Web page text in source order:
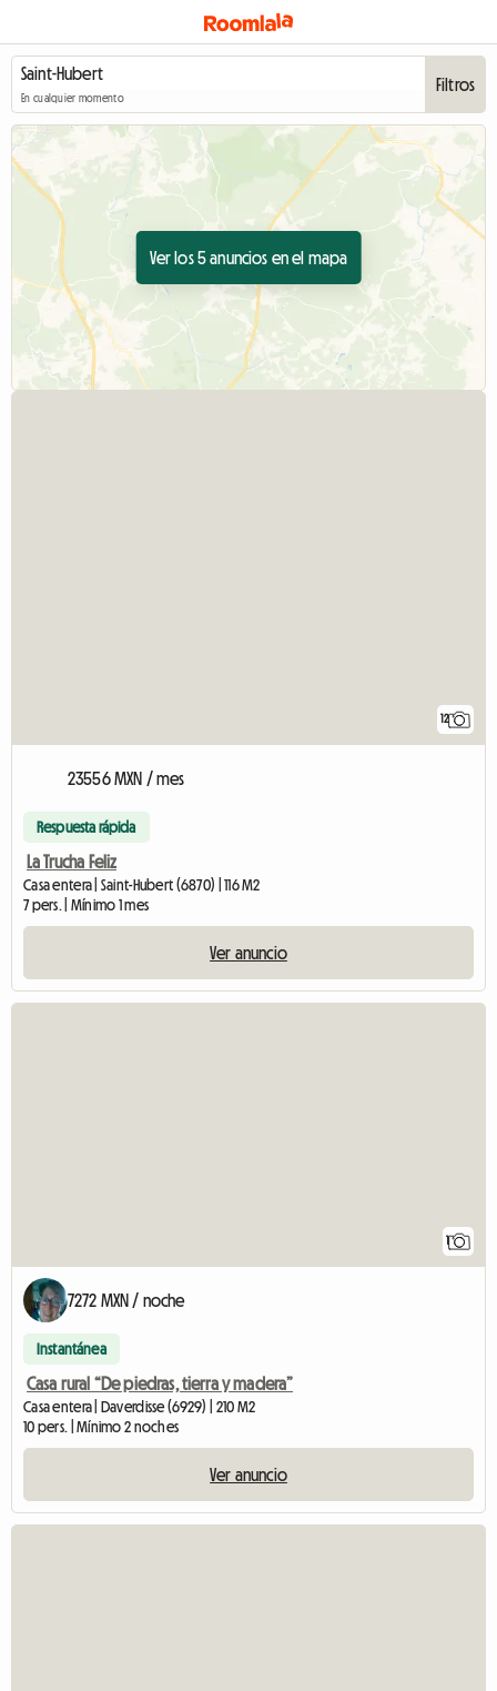
En cualquier momento
Filtros
Ver los 5 anuncios en el mapa
12
23556 MXN / mes
Respuesta rápida
La Trucha Feliz
Casa entera | Saint-Hubert (6870) | 116 M2
7 pers. | Mínimo 1 mes
Ver anuncio
7272 MXN / noche
Instantánea
Casa rural “De piedras, tierra y madera”
Casa entera | Daverdisse (6929) | 210 M2
10 pers. | Mínimo 2 noches
Ver anuncio